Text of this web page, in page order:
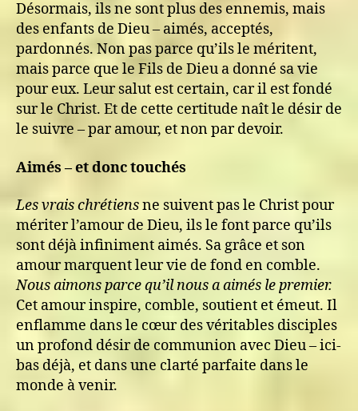
Désormais, ils ne sont plus des ennemis, mais
des enfants de Dieu – aimés, acceptés,
pardonnés. Non pas parce qu’ils le méritent,
mais parce que le Fils de Dieu a donné sa vie
pour eux. Leur salut est certain, car il est fondé
sur le Christ. Et de cette certitude naît le désir de
le suivre – par amour, et non par devoir.
Aimés – et donc touchés
Les vrais chrétiensne suivent pas le Christ pour
mériter l’amour de Dieu, ils le font parce qu’ils
sont déjà infiniment aimés. Sa grâce et son
amour marquent leur vie de fond en comble.
Nous aimons parce qu’il nous a aimés le premier.
Cet amour inspire, comble, soutient et émeut. Il
enflamme dans le cœur des véritables disciples
un profond désir de communion avec Dieu – ici-
bas déjà, et dans une clarté parfaite dans le
monde à venir.